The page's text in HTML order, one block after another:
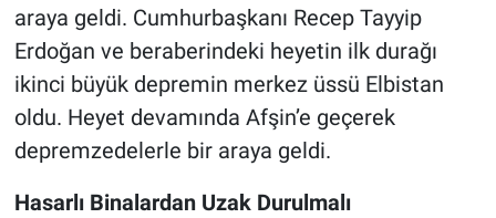
araya geldi. Cumhurbaşkanı Recep Tayyip
Erdoğan ve beraberindeki heyetin ilk durağı
ikinci büyük depremin merkez üssü Elbistan
oldu. Heyet devamında Afşin’e geçerek
depremzedelerle bir araya geldi.
Hasarlı Binalardan Uzak Durulmalı